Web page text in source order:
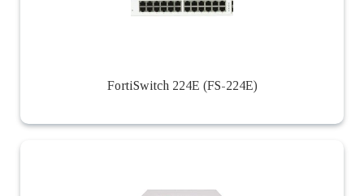
FortiSwitch 224E (FS-224E)